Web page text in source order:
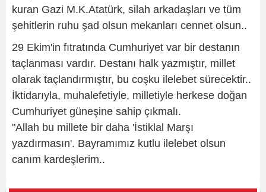
kuran Gazi M.K.Atatürk, silah arkadaşları ve tüm
şehitlerin ruhu şad olsun mekanları cennet olsun..
29 Ekim'in fıtratında Cumhuriyet var bir destanın
taçlanması vardır. Destanı halk yazmıştır, millet
olarak taçlandırmıştır, bu coşku ilelebet sürecektir..
İktidarıyla, muhalefetiyle, milletiyle herkese doğan
Cumhuriyet güneşine sahip çıkmalı.
"Allah bu millete bir daha 'İstiklal Marşı
yazdırmasın'. Bayramımız kutlu ilelebet olsun
canım kardeşlerim..